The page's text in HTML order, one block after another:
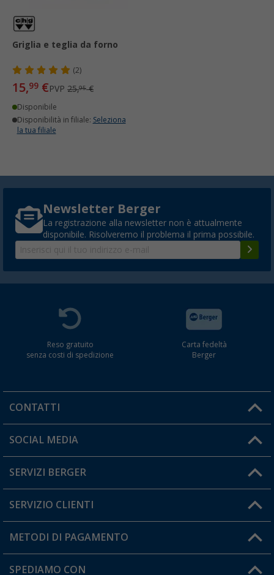
Griglia e teglia da forno
(2)
15,99 €PVP 25,95€
Disponibile
Disponibilità in filiale: Seleziona
la tua filiale
Newsletter Berger
La registrazione alla newsletter non è attualmente
disponibile. Risolveremo il problema il prima possibile.
Reso gratuito
senza costi di spedizione
Carta fedeltà
Berger
CONTATTI
Orari di apertura del servizio:
Hai una domanda?
SOCIAL MEDIA
SERVIZI BERGER
Diventare rivenditori
Il mio Account
SERVIZIO CLIENTI
Informazioni sulla spedizione
Resi
METODI DI PAGAMENTO
SPEDIAMO CON